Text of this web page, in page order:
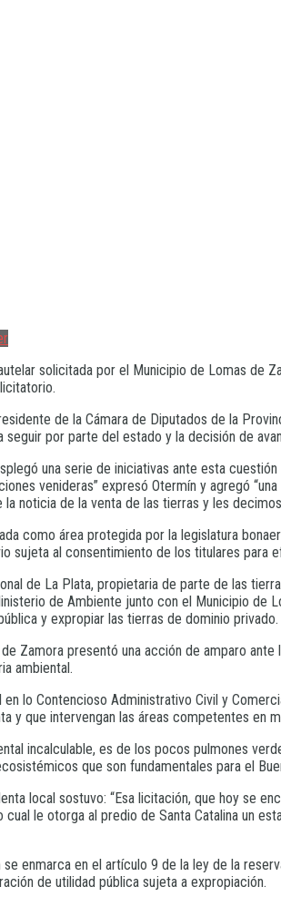
solicitada por el Municipio de Lomas de
de la Cámara de Diputados de la
seguir por parte del estado y la decisión de
una serie de iniciativas ante esta
venideras” expresó Otermín y agregó
noticia de la venta de las tierras y les
como área protegida por la legislatura
sujeta al consentimiento de los titulares para
de La Plata, propietaria de parte de las
de Ambiente junto con el Municipio de
y expropiar las tierras de dominio privado.
Zamora presentó una acción de amparo
ambiental.
lo Contencioso Administrativo Civil y
y que intervengan las áreas competentes en
incalculable, es de los pocos pulmones
que son fundamentales para el
local sostuvo: “Esa licitación, que hoy se
cual le otorga al predio de Santa Catalina un
enmarca en el artículo 9 de la ley de la
de utilidad pública sujeta a expropiación.